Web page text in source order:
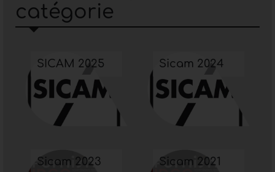
catégorie
SICAM 2025 Sicam 2024
Sicam 2023 Sicam 2021